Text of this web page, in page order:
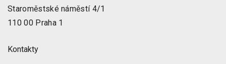
Staroměstské náměstí 4/1
110 00 Praha 1
Kontakty